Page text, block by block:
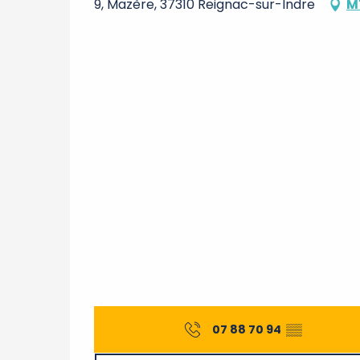
9, Mazère, 37310 Reignac-sur-Indre
07 88 70 94 ▒▒